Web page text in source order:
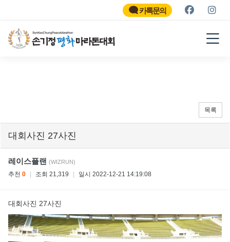
카톡문의
MARATHON
2026
목록
대회사진 27사진
레이스플랜 (WIZRUN)
추천 0 조회 21,319 일시 2022-12-21 14:19:08
대회사진 27사진